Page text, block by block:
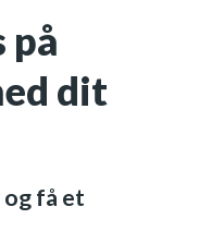
på
dit
få et